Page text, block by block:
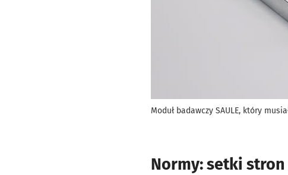
Moduł badawczy SAULE, który
Normy: setki